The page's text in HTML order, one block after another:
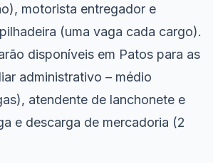
motorista entregador e
(uma vaga cada cargo).
disponíveis em Patos para as
administrativo – médio
atendente de lanchonete e
e descarga de mercadoria (2